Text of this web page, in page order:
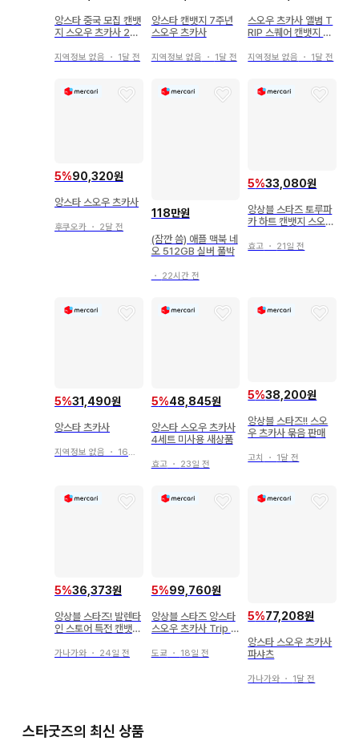
앙스타 중국 모집 캔뱃
지 스오우 츠카사 24
지역정보 없음 ・ 1달 전
앙스타 캔뱃지 7주년
스오우 츠카사
지역정보 없음 ・ 1달 전
스오우 츠카사 앨범 T
RIP 스퀘어 캔뱃지 유
지역정보 없음 ・ 1달 전
5%90,320원
앙스타 스오우 츠카사
후쿠오카 ・ 2달 전
118만원
(잠깐 씀) 애플 맥북 네
오 512GB 실버 풀박
・ 22시간 전
5%33,080원
앙상블 스타즈 토루파
카 하트 캔뱃지 스오우
효고 ・ 21일 전
5%31,490원
앙스타 츠카사
지역정보 없음 ・ 16일 전
5%48,845원
앙스타 스오우 츠카사
4세트 미사용 새상품
효고・ 23일 전
5%38,200원
앙상블 스타즈!! 스오
우 츠카사 묶음 판매
고치 ・ 1달 전
5%36,373원
앙상블 스타즈! 발렌타
인 스토어 특전 캔뱃지
트
가나가와 ・ 24일 전
5%99,760원
앙상블 스타즈 앙스타
스오우 츠카사 Trip 앨
도쿄 ・ 18일 전
5%77,208원
앙스타 스오우 츠카사
파샤츠
가나가와 ・ 1달 전
스타굿즈의 최신 상품